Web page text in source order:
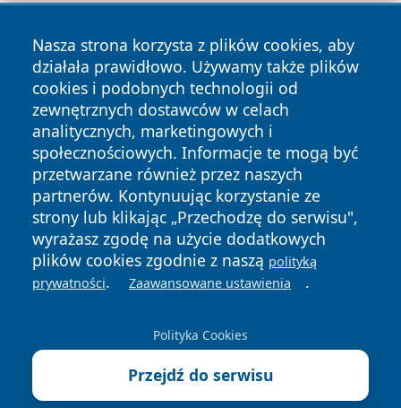
Nasza strona korzysta z plików cookies, aby
działała prawidłowo. Używamy także plików
cookies i podobnych technologii od
zewnętrznych dostawców w celach
analitycznych, marketingowych i
społecznościowych. Informacje te mogą być
przetwarzane również przez naszych
partnerów. Kontynuując korzystanie ze
strony lub klikając „Przechodzę do serwisu",
wyrażasz zgodę na użycie dodatkowych
plików cookies zgodnie z naszą polityką
prywatności. Zaawansowane ustawienia .
Polityka Cookies
Przejdź do serwisu
Copyright © 2026 przemyslonline.pl Wszystkie prawa
zastrzeżone.
News Autorzy
Polityka
Prywatności
Polityka
Cookies